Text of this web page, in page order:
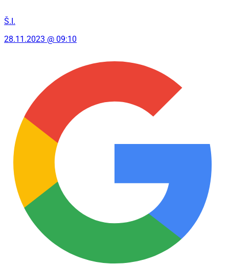
Š.I.
28.11.2023 @ 09:10